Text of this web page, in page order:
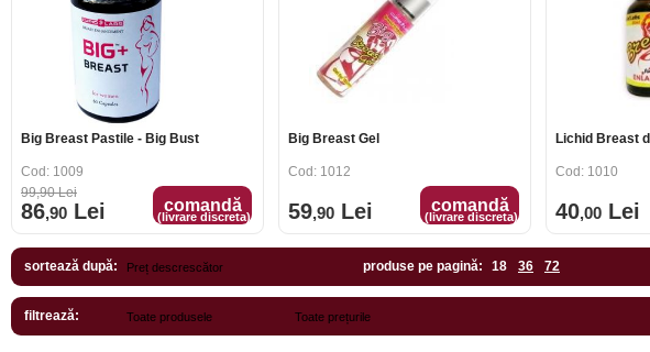
Big Breast Pastile - Big Bust
Cod: 1009
99,90Lei
86,90 Lei comandă
(livrare discreta)
Big Breast Gel
Cod: 1012
59,90 Lei comandă
(livrare discreta)
Lichid Breast
Cod: 1010
40,00 Lei
sortează după: produse pe pagină: 18 36 72
filtrează: